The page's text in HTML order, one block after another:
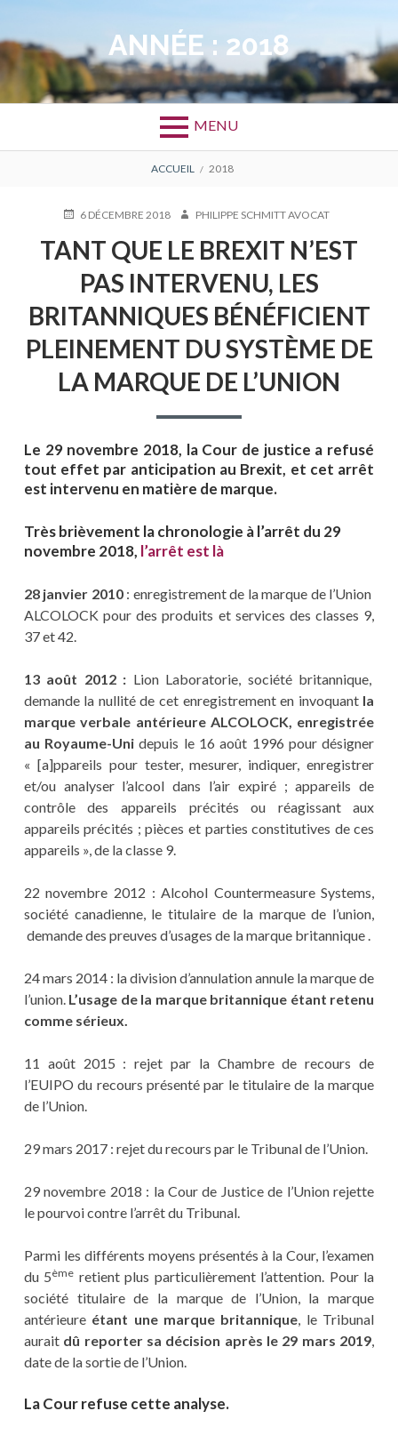
contenu
ANNÉE : 2018
MENU
D'ARIANE
ACCUEIL 2018
PUBLIÉ6 DÉCEMBRE 2018 AUTEURPHILIPPE SCHMITT AVOCAT
TANT QUE LE BREXIT N’EST
PAS INTERVENU, LES
BRITANNIQUES BÉNÉFICIENT
PLEINEMENT DU SYSTÈME DE
LA MARQUE DE L’UNION
Le 29 novembre 2018, la Cour de justice a refusé
tout effet par anticipation au Brexit, et cet arrêt
est intervenu en matière de marque.
Très brièvement la chronologie à l’arrêt du 29
novembre 2018, l’arrêt est là
28 janvier 2010 : enregistrement de la marque de l’Union
ALCOLOCK pour des produits et services des classes 9,
37 et 42.
13 août 2012 : Lion Laboratorie, société britannique,
demande la nullité de cet enregistrement en invoquant la
marque verbale antérieure ALCOLOCK, enregistrée
au Royaume-Uni depuis le 16 août 1996 pour désigner
« [a]ppareils pour tester, mesurer, indiquer, enregistrer
et/ou analyser l’alcool dans l’air expiré ; appareils de
contrôle des appareils précités ou réagissant aux
appareils précités ; pièces et parties constitutives de ces
appareils », de la classe 9.
22 novembre 2012 : Alcohol Countermeasure Systems,
société canadienne, le titulaire de la marque de l’union,
demande des preuves d’usages de la marque britannique .
24 mars 2014 : la division d’annulation annule la marque de
l’union. L’usage de la marque britannique étant retenu
comme sérieux.
11 août 2015 : rejet par la Chambre de recours de
l’EUIPO du recours présenté par le titulaire de la marque
de l’Union.
29 mars 2017 : rejet du recours par le Tribunal de l’Union.
29 novembre 2018 : la Cour de Justice de l’Union rejette
le pourvoi contre l’arrêt du Tribunal.
Parmi les différents moyens présentés à la Cour, l’examen
du 5ème retient plus particulièrement l’attention. Pour la
société titulaire de la marque de l’Union, la marque
antérieure étant une marque britannique, le Tribunal
aurait dû reporter sa décision après le 29 mars 2019,
date de la sortie de l’Union.
La Cour refuse cette analyse.